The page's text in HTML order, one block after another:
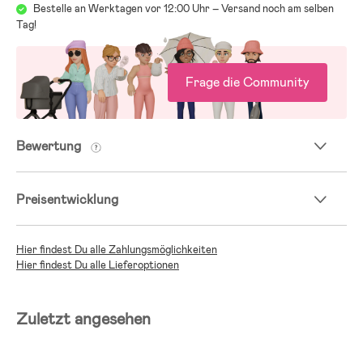
Bestelle an Werktagen vor 12:00 Uhr – Versand noch am selben
Tag!
Frage die Community
Bewertung
Preisentwicklung
Hier findest Du alle Zahlungsmöglichkeiten
Hier findest Du alle Lieferoptionen
Zuletzt angesehen